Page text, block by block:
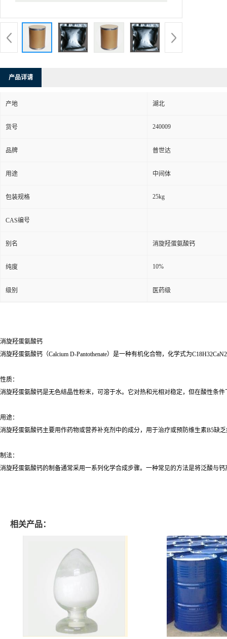
产品详请
产地 湖北
货号 240009
品牌 普世达
用途 中间体
包装规格 25kg
CAS编号
别名 消旋羟蛋氨酸钙
纯度 10%
级别 医药级
消旋羟蛋氨酸钙
消旋羟蛋氨酸钙（Calcium D-Pantothenate）是一种有机化合物，化学式为
性质：
消旋羟蛋氨酸钙是无色结晶性粉末，可溶于水。它对热和光相对稳定，但在酸性条件
用途：
消旋羟蛋氨酸钙主要用作药物或营养补充剂中的成分，用于治疗或预防维生素B5缺
制法：
消旋羟蛋氨酸钙的制备通常采用一系列化学合成步骤。一种常见的方法是将泛酸与
相关产品：